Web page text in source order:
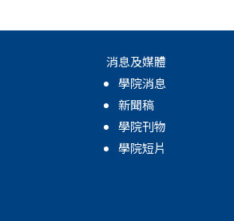
消息及媒體
學院消息
新聞稿
學院刊物
學院短片